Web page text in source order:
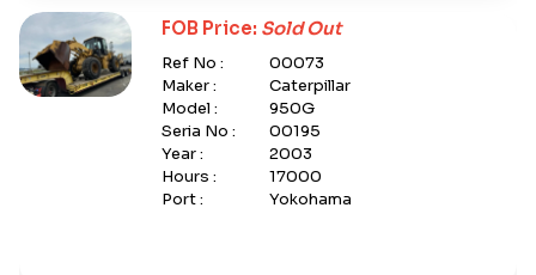
FOB Price: Sold Out
Ref No :
00073
Maker :
Caterpillar
Model :
950G
Seria No :
00195
Year :
2003
Hours :
17000
Port :
Yokohama